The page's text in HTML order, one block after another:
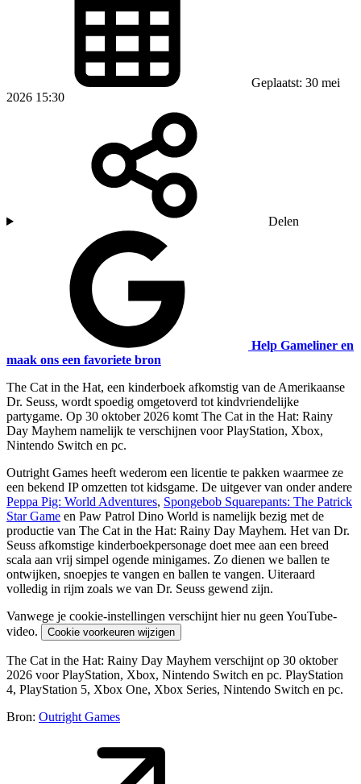
Geplaatst: 30 mei
2026 15:30
Delen
Help Gameliner en
maak ons een favoriete bron
The Cat in the Hat, een kinderboek afkomstig van de Amerikaanse
Dr. Seuss, wordt spoedig omgetoverd tot kindvriendelijke
partygame. Op 30 oktober 2026 komt The Cat in the Hat: Rainy
Day Mayhem namelijk te verschijnen voor PlayStation, Xbox,
Nintendo Switch en pc.
Outright Games heeft wederom een licentie te pakken waarmee ze
een bekend IP omzetten tot kidsgame. De uitgever van onder andere
Peppa Pig: World Adventures, Spongebob Squarepants: The Patrick
Star Game en Paw Patrol Dino World is namelijk bezig met de
productie van The Cat in the Hat: Rainy Day Mayhem. Het van Dr.
Seuss afkomstige kinderboekpersonage doet mee aan een breed
scala aan vrij simpel ogende minigames. Zo dienen we ballen te
ontwijken, snoepjes te vangen en ballen te vangen. Uiteraard
volledig in rijm zoals we van Dr. Seuss gewend zijn.
Vanwege je cookie-instellingen verschijnt hier nu geen YouTube-
video.
Cookie voorkeuren wijzigen
The Cat in the Hat: Rainy Day Mayhem verschijnt op 30 oktober
2026 voor PlayStation, Xbox, Nintendo Switch en pc. PlayStation
4, PlayStation 5, Xbox One, Xbox Series, Nintendo Switch en pc.
Bron: Outright Games